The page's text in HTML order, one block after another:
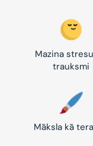
Mazina
trauksmi
Māksla kā